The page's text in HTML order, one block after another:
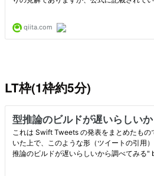
LT枠(1枠約5分)